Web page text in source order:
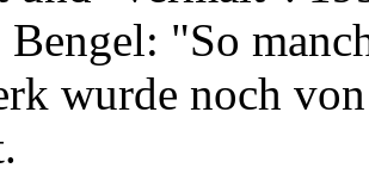
"So
wurde noch